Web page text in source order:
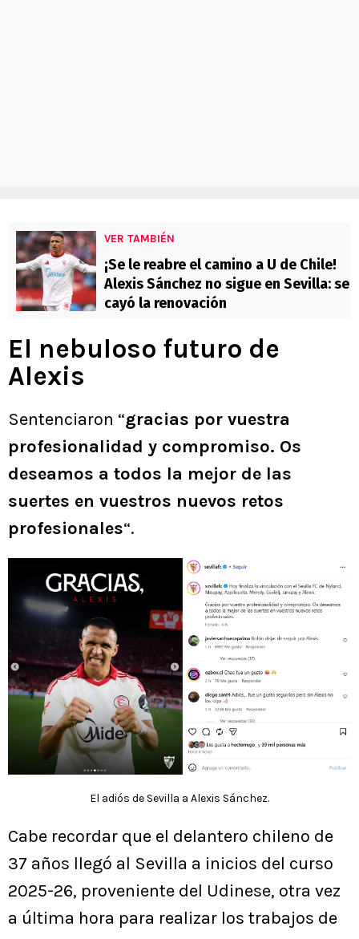
VER TAMBIÉN
¡Se le reabre el camino a U de Chile!
Alexis Sánchez no sigue en Sevilla: se
cayó la renovación
El nebuloso futuro de
Alexis
Sentenciaron “gracias por vuestra
profesionalidad y compromiso. Os
deseamos a todos la mejor de las
suertes en vuestros nuevos retos
profesionales“.
El adiós de Sevilla a Alexis Sánchez.
Cabe recordar que el delantero chileno de
37 años llegó al Sevilla a inicios del curso
2025-26, proveniente del Udinese, otra vez
a última hora para realizar los trabajos de